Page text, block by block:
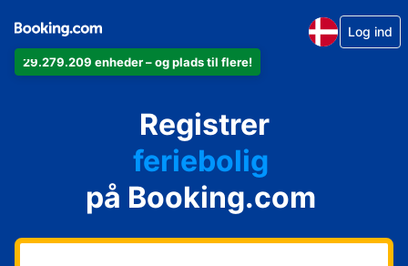
29.279.209 enheder – og plads til flere!
Log ind
Registrer
din lejlighed
dit hotel
feriebolig
dit pensionat
dit bed & breakfast
på Booking.com